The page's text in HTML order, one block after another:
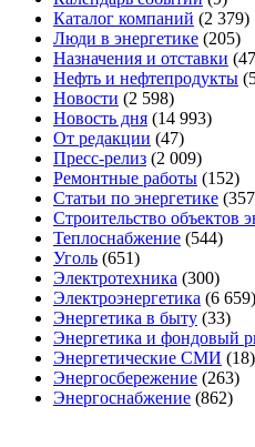
Каталог компаний (2 379)
Люди в энергетике (205)
Назначения и отставки
Нефть и нефтепродукты
Новости (2 598)
Новость дня (14 993)
От редакции (47)
Пресс-релиз (2 009)
Ремонтные работы (152)
Статьи по энергетике
Строительство объектов
Теплоснабжение (544)
Уголь (651)
Электротехника (300)
Электроэнергетика (6 659)
Энергетика в быту (33)
Энергетика и фондовый
Энергетические СМИ (18)
Энергосбережение (263)
Энергоснабжение (862)